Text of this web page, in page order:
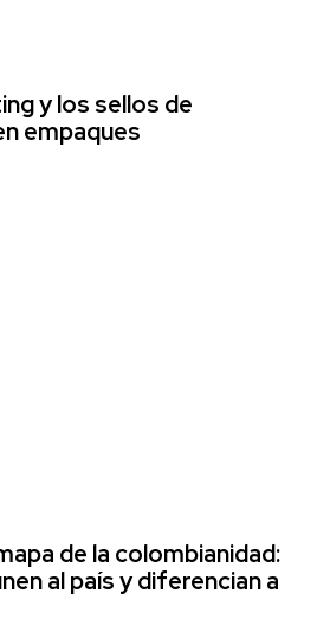
y los sellos de
empaques
de la colombianidad:
al país y diferencian a